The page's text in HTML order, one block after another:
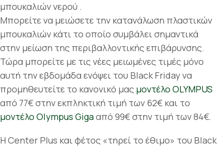
μπουκαλιών νερού .
Μπορείτε να μειώσετε την κατανάλωση πλαστικών
μπουκαλιών κάτι το οποίο συμβάλει σημαντικά
στην μείωση της περιβαλλοντικής επιβάρυνσης.
Τώρα μπορείτε με τις νέες μειωμένες τιμές μόνο
αυτή την εβδομάδα ενόψει του Black Friday να
προμηθευτείτε το κανονικό μας μοντέλο OLYMPUS
από 77€ στην εκπληκτική τιμή των 62€ και το
μοντέλο Olympus Gigaαπό 99€ στην τιμή των 84€.
Η Center Plus και φέτος «τηρεί το έθιμο» του Black